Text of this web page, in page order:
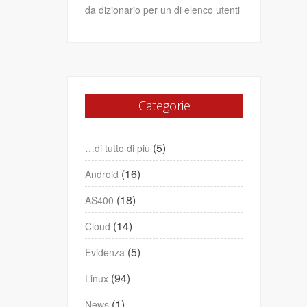
da dizionario per un di elenco utenti
Categorie
…di tutto di più (5)
Android (16)
AS400 (18)
Cloud (14)
Evidenza (5)
Linux (94)